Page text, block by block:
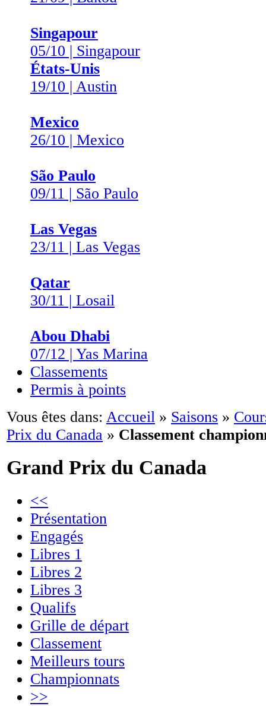
Singapour
05/10 | Singapour
États-Unis
19/10 | Austin
Mexico
26/10 | Mexico
São Paulo
09/11 | São Paulo
Las Vegas
23/11 | Las Vegas
Qatar
30/11 | Losail
Abou Dhabi
07/12 | Yas Marina
Classements
Permis à points
Vous êtes dans: Accueil » Saisons »
Prix du Canada » Classement
Grand Prix du Canada
<<
Présentation
Engagés
Libres 1
Libres 2
Libres 3
Qualifs
Grille de départ
Classement
Meilleurs tours
Championnats
>>